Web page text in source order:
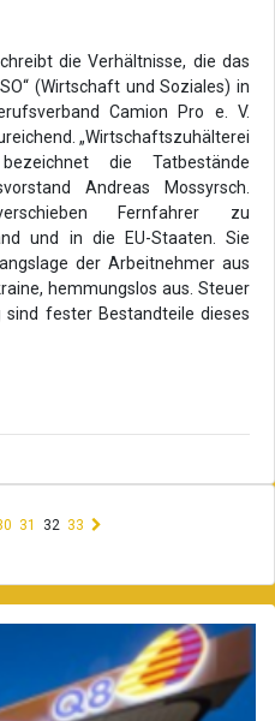
die Verhältnisse, die das
(Wirtschaft und Soziales) in
Camion Pro e. V.
„Wirtschaftszuhälterei
die Tatbestände
Andreas Mossyrsch.
Fernfahrer zu
und in die EU-Staaten. Sie
der Arbeitnehmer aus
hemmungslos aus. Steuer
sind fester Bestandteile dieses
31 32(current)
33